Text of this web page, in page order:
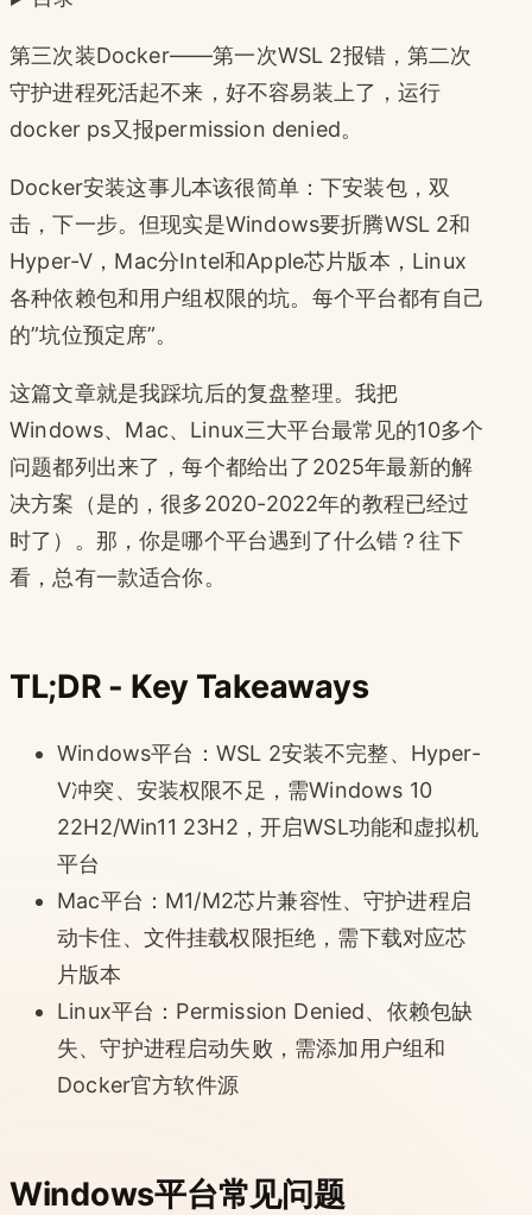
第三次装Docker——第一次WSL 2报错，第二次
守护进程死活起不来，好不容易装上了，运行
docker ps又报permission denied。
Docker安装这事儿本该很简单：下安装包，双
击，下一步。但现实是Windows要折腾WSL 2和
Hyper-V，Mac分Intel和Apple芯片版本，Linux
各种依赖包和用户组权限的坑。每个平台都有自己
的”坑位预定席”。
这篇文章就是我踩坑后的复盘整理。我把
Windows、Mac、Linux三大平台最常见的10多个
问题都列出来了，每个都给出了2025年最新的解
决方案（是的，很多2020-2022年的教程已经过
时了）。那，你是哪个平台遇到了什么错？往下
看，总有一款适合你。
TL;DR - Key Takeaways
Windows平台：WSL 2安装不完整、Hyper-
V冲突、安装权限不足，需Windows 10
22H2/Win11 23H2，开启WSL功能和虚拟机
平台
Mac平台：M1/M2芯片兼容性、守护进程启
动卡住、文件挂载权限拒绝，需下载对应芯
片版本
Linux平台：Permission Denied、依赖包缺
失、守护进程启动失败，需添加用户组和
Docker官方软件源
Windows平台常见问题